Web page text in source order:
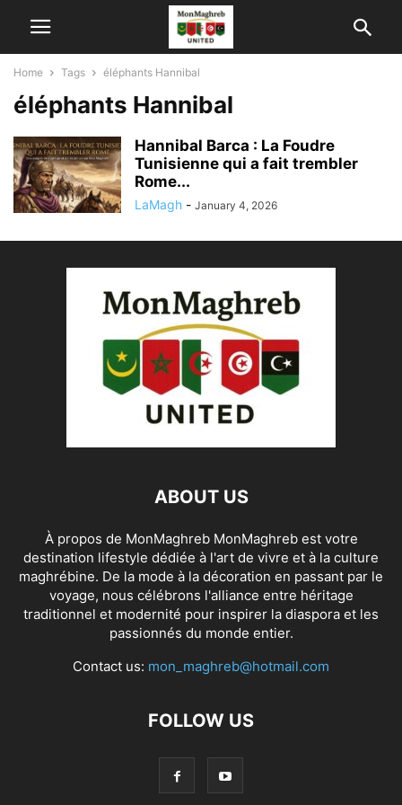
Home Tags éléphants Hannibal
éléphants Hannibal
Hannibal Barca : La Foudre
Tunisienne qui a fait trembler
Rome...
LaMagh - January 4, 2026
ABOUT US
À propos de MonMaghreb MonMaghreb est votre
destination lifestyle dédiée à l'art de vivre et à la culture
maghrébine. De la mode à la décoration en passant par le
voyage, nous célébrons l'alliance entre héritage
traditionnel et modernité pour inspirer la diaspora et les
passionnés du monde entier.
Contact us: mon_maghreb@hotmail.com
FOLLOW US